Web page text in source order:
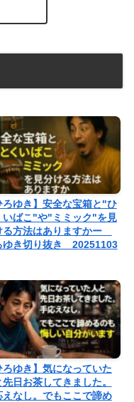
ろゆき】安全な宝箱と"ひ
いばこ"や"ミミック"を見
る方法はありますかー
ゆき切り抜き 20251103
ろゆき】気になっていた
先日お茶してきました。
えなし。でもここで諦め